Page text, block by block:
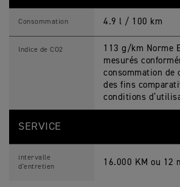
Consommation 4.9 l / 100 km
Indice de CO2
113 g/km Norme
mesurés
consommation
des fins
conditions
SERVICE
intervalle
d'entretien
16.000 KM ou 12